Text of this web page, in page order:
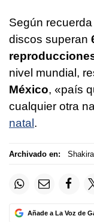
Según
discos superan
nivel mundial,
México, «país
cualquier otra
natal .
Archivado en: Shakira
Añade a La Voz de